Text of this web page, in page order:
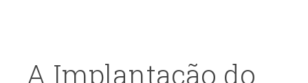
A Implantação do